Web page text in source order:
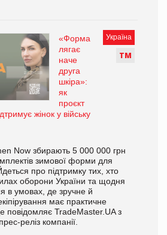
Україна
ТМ
«Форма
лягає
наче
друга
шкіра»:
як
проєкт
жінок у війську
Now збирають 5 000 000 грн
зимової форми для
про підтримку тих, хто
оборони України та щодня
в умовах, де зручне й
має практичне
повідомляє TradeMaster.UA з
реліз компанії.